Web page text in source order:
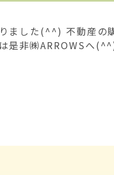
ました(^^) 不動産の
是非㈱ARROWSへ